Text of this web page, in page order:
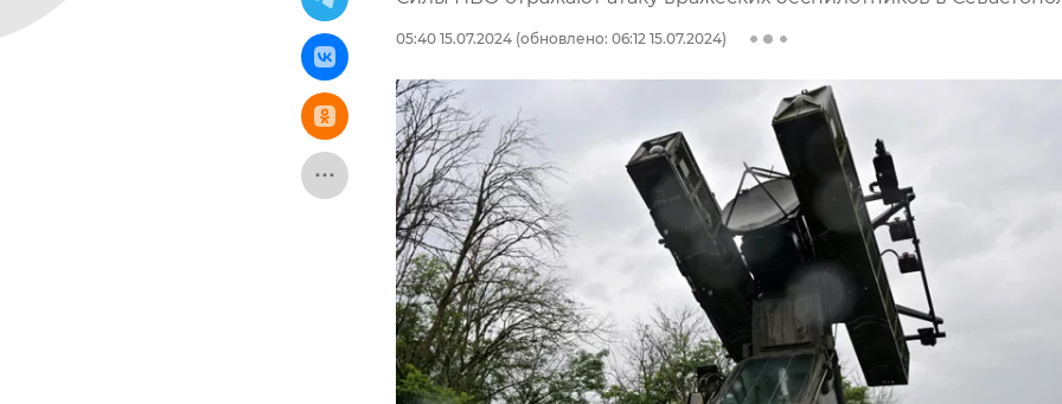
05:40 15.07.2024 (обновлено: 06:12 15.07.2024)